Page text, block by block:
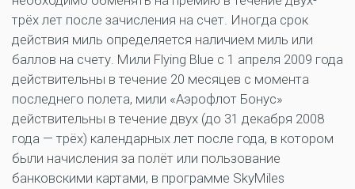
трёх лет после зачисления на счет. Иногда срок
действия миль определяется наличием миль или
баллов на счету. Мили Flying Blue с 1 апреля 2009 года
действительны в течение 20 месяцев с момента
последнего полета, мили «Аэрофлот Бонус»
действительны в течение двух (до 31 декабря 2008
года — трёх) календарных лет после года, в котором
были начисления за полёт или пользование
банковскими картами, в программе SkyMiles